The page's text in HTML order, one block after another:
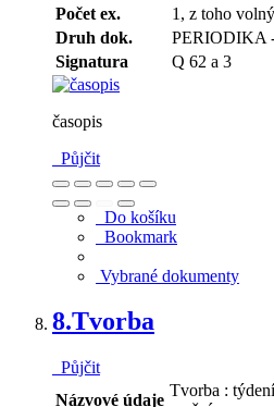
Počet ex.
1, z toho
Druh dok.
PERIODIKA
Signatura
Q 62 a 3
časopis
Půjčit
Do košíku
Bookmark
Vybrané dokumenty
8.Tvorba
Půjčit
Názvové údaje
Tvorba :